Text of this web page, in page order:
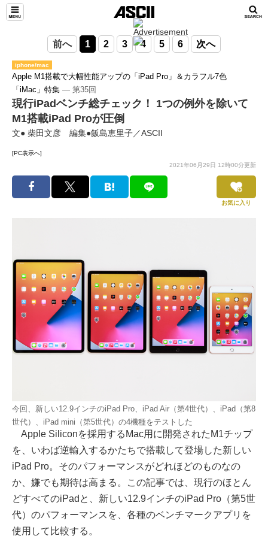
前へ 1 2 3 4 5 6 次へ
iphone/mac
Apple M1搭載で大幅性能アップの「iPad Pro」＆カラフル7色
「iMac」特集 ― 第35回
現行iPadベンチ総チェック！ 1つの例外を除いて
M1搭載iPad Proが圧倒
文● 柴田文彦 編集●飯島恵里子／ASCII
[PC表示へ]
2021年06月29日 12時00分更新
お気に入り
今回、新しい12.9インチのiPad Pro、iPad Air（第4世代）、iPad（第8
世代）、iPad mini（第5世代）の4機種をテストした
Apple Siliconを採用するMac用に開発されたM1チップ
を、いわば逆輸入するかたちで搭載して登場した新しい
iPad Pro。そのパフォーマンスがどれほどのものなの
か、嫌でも期待は高まる。この記事では、現行のほとん
どすべてのiPadと、新しい12.9インチのiPad Pro（第5世
代）のパフォーマンスを、各種のベンチマークアプリを
使用して比較する。